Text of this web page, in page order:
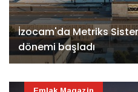
İzocam'da Metriks
dönemi başladı